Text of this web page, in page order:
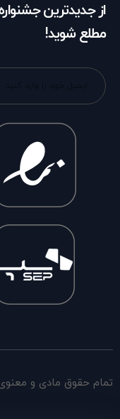
از جدیدترین
مطلع شوید!
تمام حقوق مادی و